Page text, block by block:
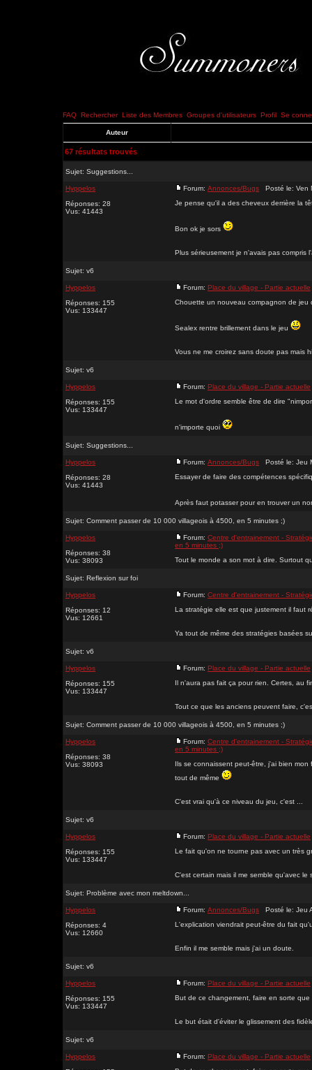
FAQ Rechercher Liste des Membres Groupes d'utilisateurs Profil Se
Auteur
67 résultats trouvés
Sujet: Suggestions...
Hyppelos
Réponses: 28
Vus: 41443
Forum: Annonces/Bugs Posté le: Ven
Je pense qu'il a des cheveux derrière la
Bon ok je sors
Plus sérieusement je n'avais pas compris
Sujet: v6
Hyppelos
Réponses: 155
Vus: 133447
Forum: Place du village - Partie actuelle
Chouette un nouveau compagnon de jeu
Sealex rentre brillement dans le jeu
Vous ne me croirez sans doute pas mais
Sujet: v6
Hyppelos
Réponses: 155
Vus: 133447
Forum: Place du village - Partie actuelle
Le mot d'ordre semble être de dire
n'importe quoi
Sujet: Suggestions...
Hyppelos
Réponses: 28
Vus: 41443
Forum: Annonces/Bugs Posté le: Jeu
Essayer de faire des compétences
Après faut potasser pour en trouver un
Sujet: Comment passer de 10 000 villageois à 4500, en 5 minutes ;)
Hyppelos
Réponses: 38
Vus: 38093
Forum: Centre d'entrainement -
en 5 minutes ;)
Tout le monde a son mot à dire. Surtout
Sujet: Reflexion sur foi
Hyppelos
Réponses: 12
Vus: 12661
Forum: Centre d'entrainement -
La stratégie elle est que justement il faut
Ya tout de même des stratégies basées
Sujet: v6
Hyppelos
Réponses: 155
Vus: 133447
Forum: Place du village - Partie actuelle
Il n'aura pas fait ça pour rien. Certes, au
Tout ce que les anciens peuvent faire,
Sujet: Comment passer de 10 000 villageois à 4500, en 5 minutes ;)
Hyppelos
Réponses: 38
Vus: 38093
Forum: Centre d'entrainement -
en 5 minutes ;)
Ils se connaissent peut-être, j'ai bien
tout de même
C'est vrai qu'à ce niveau du jeu, c'est ...
Sujet: v6
Hyppelos
Réponses: 155
Vus: 133447
Forum: Place du village - Partie actuelle
Le fait qu'on ne tourne pas avec un très
C'est certain mais il me semble qu'avec
Sujet: Problème avec mon meltdown...
Hyppelos
Réponses: 4
Vus: 12660
Forum: Annonces/Bugs Posté le: Jeu
L'explication viendrait peut-être du fait
Enfin il me semble mais j'ai un doute.
Sujet: v6
Hyppelos
Réponses: 155
Vus: 133447
Forum: Place du village - Partie actuelle
But de ce changement, faire en sorte
Le but était d'éviter le glissement des
Sujet: v6
Hyppelos
Forum: Place du village - Partie actuelle